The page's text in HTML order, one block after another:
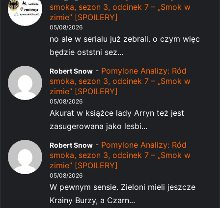
smoka, sezon 3, odcinek 7 – „Smok w
zimie” [SPOILERY]
05/08/2026
no ale w serialu już zebrali. o czym więc
będzie oststni sez...
Robert Snow - Pomylone Analizy: Ród
smoka, sezon 3, odcinek 7 – „Smok w
zimie” [SPOILERY]
05/08/2026
Akurat w książce lady Arryn też jest
zasugerowana jako lesbi...
Robert Snow - Pomylone Analizy: Ród
smoka, sezon 3, odcinek 7 – „Smok w
zimie” [SPOILERY]
05/08/2026
W pewnym sensie. Zieloni mieli jeszcze
Krainy Burzy, a Czarn...